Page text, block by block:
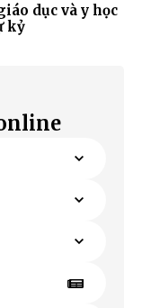
dục và y học
kỷ